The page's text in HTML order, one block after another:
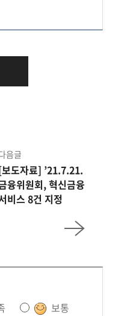
음글
도자료] ’21.7.21.
융위원회, 혁신금융
비스 8건 지정
보통